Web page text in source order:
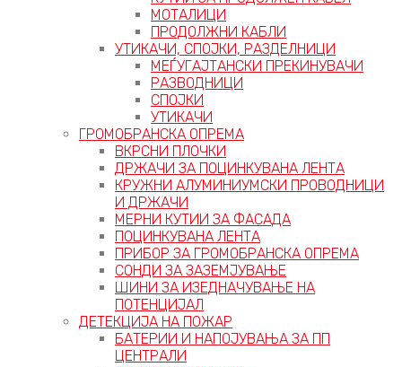
МОТАЛИЦИ
ПРОДОЛЖНИ КАБЛИ
УТИКАЧИ, СПОЈКИ, РАЗДЕЛНИЦИ
МЕЃУГАЈТАНСКИ ПРЕКИНУВАЧИ
РАЗВОДНИЦИ
СПОЈКИ
УТИКАЧИ
ГРОМОБРАНСКА ОПРЕМА
ВКРСНИ ПЛОЧКИ
ДРЖАЧИ ЗА ПОЦИНКУВАНА ЛЕНТА
КРУЖНИ АЛУМИНИУМСКИ ПРОВОДНИЦИ
И ДРЖАЧИ
МЕРНИ КУТИИ ЗА ФАСАДА
ПОЦИНКУВАНА ЛЕНТА
ПРИБОР ЗА ГРОМОБРАНСКА ОПРЕМА
СОНДИ ЗА ЗАЗЕМЈУВАЊЕ
ШИНИ ЗА ИЗЕДНАЧУВАЊЕ НА
ПОТЕНЦИЈАЛ
ДЕТЕКЦИЈА НА ПОЖАР
БАТЕРИИ И НАПОЈУВАЊА ЗА ПП
ЦЕНТРАЛИ